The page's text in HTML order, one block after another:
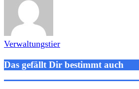
Verwaltungstier
Das gefällt Dir bestimmt auch